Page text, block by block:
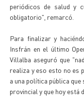
periódicos de salud y
obligatorio", remarcó.
Para finalizar y
Insfrán en el último
Villalba aseguró que
realiza y eso esto no es
a una política pública
provincial y que hoy